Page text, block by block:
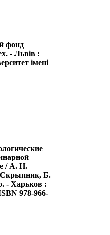
фонд
- Львів :
імені
/ А. Н.
Б.
- Харьков :
978-966-